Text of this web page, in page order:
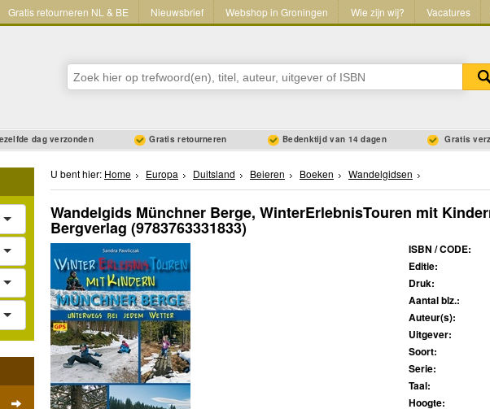
Gratis retourneren NL & BE Nieuwsbrief Webshop in Groningen Wie zijn wij? Vacatures
dag verzonden Gratis retourneren Bedenktijd van 14 dagen Gratis
U bent hier: Home Europa Duitsland Beieren Boeken Wandelgidsen
Wandelgids Münchner Berge, WinterErlebnisTouren mit
Bergverlag (9783763331833)
ISBN / CODE:
Editie:
Druk:
Aantal blz.:
Auteur(s):
Uitgever:
Soort:
Serie:
Taal:
Hoogte: